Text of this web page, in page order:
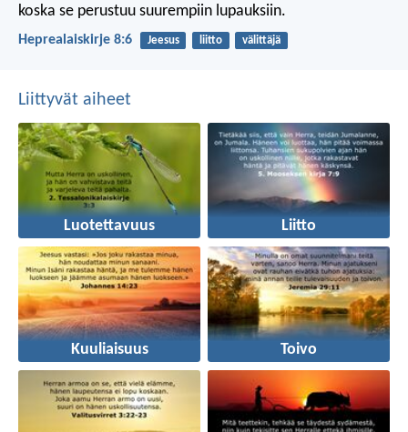
koska se perustuu suurempiin lupauksiin.
Heprealaiskirje 8:6 Jeesus liitto välittäjä
Liittyvät aiheet
Luotettavuus Liitto
Kuuliaisuus Toivo